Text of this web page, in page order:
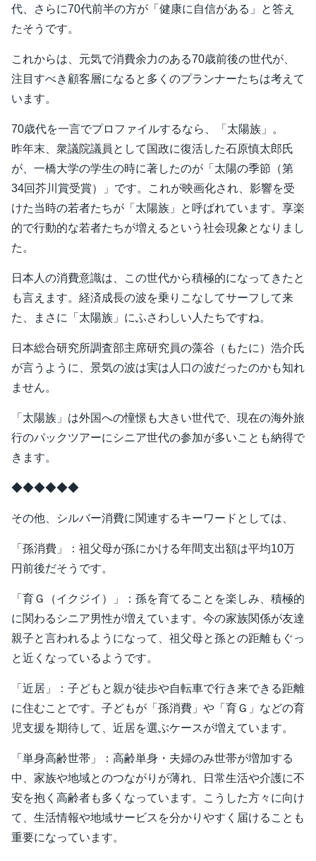
代、さらに70代前半の方が「健康に自信がある」と答え
たそうです。
これからは、元気で消費余力のある70歳前後の世代が、
注目すべき顧客層になると多くのプランナーたちは考えて
います。
70歳代を一言でプロファイルするなら、「太陽族」。
昨年末、衆議院議員として国政に復活した石原慎太郎氏
が、一橋大学の学生の時に著したのが「太陽の季節（第
34回芥川賞受賞）」です。これが映画化され、影響を受
けた当時の若者たちが「太陽族」と呼ばれています。享楽
的で行動的な若者たちが増えるという社会現象となりまし
た。
日本人の消費意識は、この世代から積極的になってきたと
も言えます。経済成長の波を乗りこなしてサーフして来
た、まさに「太陽族」にふさわしい人たちですね。
日本総合研究所調査部主席研究員の藻谷（もたに）浩介氏
が言うように、景気の波は実は人口の波だったのかも知れ
ません。
「太陽族」は外国への憧憬も大きい世代で、現在の海外旅
行のパックツアーにシニア世代の参加が多いことも納得で
きます。
◆◆◆◆◆◆
その他、シルバー消費に関連するキーワードとしては、
「孫消費」：祖父母が孫にかける年間支出額は平均10万
円前後だそうです。
「育Ｇ（イクジイ）」：孫を育てることを楽しみ、積極的
に関わるシニア男性が増えています。今の家族関係が友達
親子と言われるようになって、祖父母と孫との距離もぐっ
と近くなっているようです。
「近居」：子どもと親が徒歩や自転車で行き来できる距離
に住むことです。子どもが「孫消費」や「育Ｇ」などの育
児支援を期待して、近居を選ぶケースが増えています。
「単身高齢世帯」：高齢単身・夫婦のみ世帯が増加する
中、家族や地域とのつながりが薄れ、日常生活や介護に不
安を抱く高齢者も多くなっています。こうした方々に向け
て、生活情報や地域サービスを分かりやすく届けることも
重要になっています。